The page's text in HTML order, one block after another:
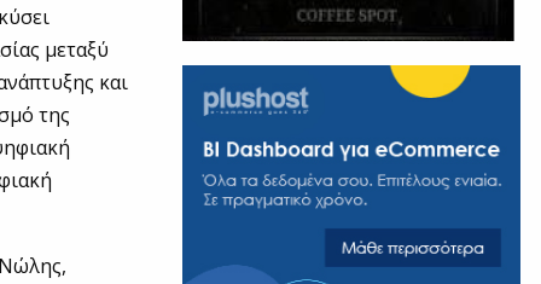
μεταξύ
και
της